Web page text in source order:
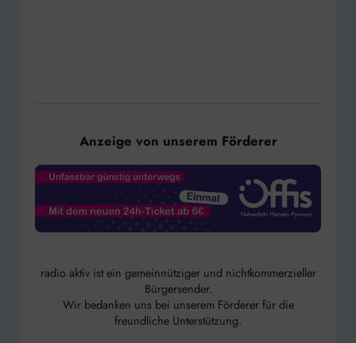
Anzeige von unserem Förderer
radio aktiv ist ein gemeinnütziger und nichtkommerzieller
Bürgersender.
Wir bedanken uns bei unserem Förderer für die
freundliche Unterstützung.